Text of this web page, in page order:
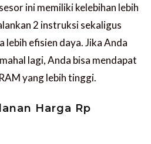
ini memiliki kelebihan lebih
2 instruksi sekaligus
lebih efisien daya. Jika Anda
lagi, Anda bisa mendapat
yang lebih tinggi.
Harga Rp